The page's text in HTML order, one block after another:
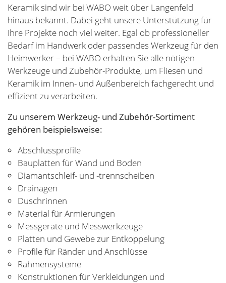
Keramik sind wir bei WABO weit über Langenfeld
hinaus bekannt. Dabei geht unsere Unterstützung für
Ihre Projekte noch viel weiter. Egal ob professioneller
Bedarf im Handwerk oder passendes Werkzeug für den
Heimwerker – bei WABO erhalten Sie alle nötigen
Werkzeuge und Zubehör-Produkte, um Fliesen und
Keramik im Innen- und Außenbereich fachgerecht und
effizient zu verarbeiten.
Zu unserem Werkzeug- und Zubehör-Sortiment
gehören beispielsweise:
Abschlussprofile
Bauplatten für Wand und Boden
Diamantschleif- und -trennscheiben
Drainagen
Duschrinnen
Material für Armierungen
Messgeräte und Messwerkzeuge
Platten und Gewebe zur Entkoppelung
Profile für Ränder und Anschlüsse
Rahmensysteme
Konstruktionen für Verkleidungen und